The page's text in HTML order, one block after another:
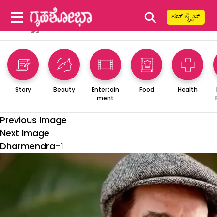
⚲ ಸಬ್ ಸ್ಕ್ರೈಬ್
Story Beauty
Entertain
ment
Food Health
Previous Image
Next Image
Dharmendra-1